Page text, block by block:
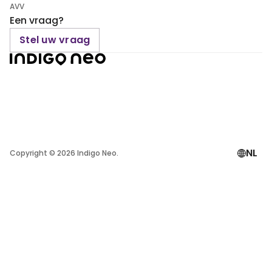
AVV
Een vraag?
Stel uw vraag
Copyright © 2026 Indigo Neo. NL